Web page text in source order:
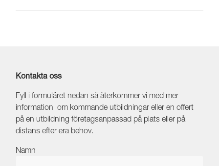
Kontakta oss
Fyll i formuläret nedan så återkommer vi med mer
information om kommande utbildningar eller en offert
på en utbildning företagsanpassad på plats eller på
distans efter era behov.
Namn